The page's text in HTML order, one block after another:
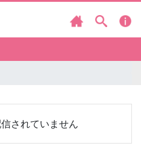
されていません